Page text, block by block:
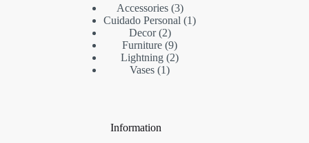
Accessories 33
productos
Cuidado Personal 11
Decor 22
productos
Furniture 99
productos
Lightning 22
Vases 11
Information